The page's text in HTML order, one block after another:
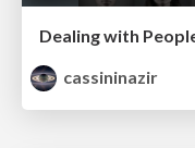
cassininazir